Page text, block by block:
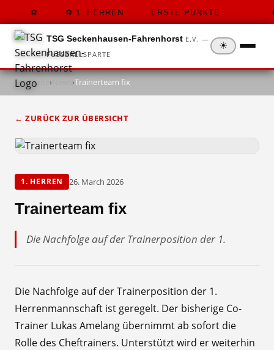
1. HERREN ERSTE PUNKTE
TSG Seckenhausen-Fahrenhorst E.V. —
FUSSBALLSPARTE
☀
Startseite › ›Trainerteam fix
← ZURÜCK ZUR ÜBERSICHT
1. HERREN 26. March 2026
Trainerteam fix
Die Nachfolge auf der Trainerposition der 1.
Die Nachfolge auf der Trainerposition der 1.
Herrenmannschaft ist geregelt. Der bisherige Co-
Trainer Lukas Amelang übernimmt ab sofort die
Rolle des Cheftrainers. Unterstützt wird er weiterhin